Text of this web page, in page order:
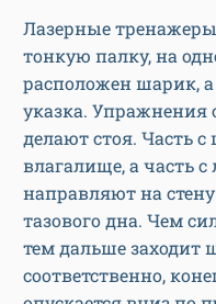
Лазерные
тонкую палку, на
расположен шарик,
указка.
делают стоя. Часть
влагалище, а часть с
направляют на
тазового дна. Чем
тем дальше заходит
соответственно,